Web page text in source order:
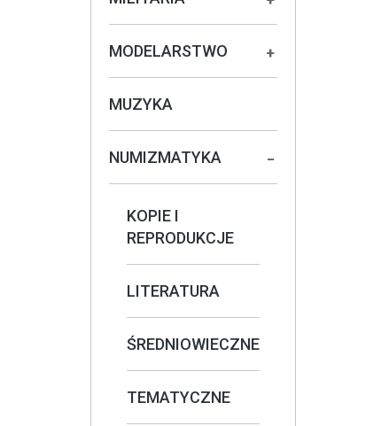
+
MODELARSTWO
MUZYKA
−
NUMIZMATYKA
KOPIE I
REPRODUKCJE
LITERATURA
ŚREDNIOWIECZNE
TEMATYCZNE